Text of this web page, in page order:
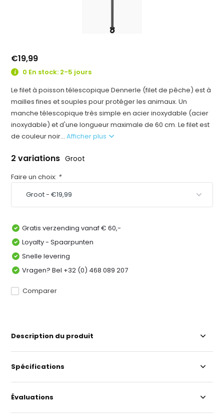
€19,99
0 En stock: 2-5 jours
Le filet à poisson télescopique Dennerle (filet de pêche) est à
mailles fines et souples pour protéger les animaux. Un
manche télescopique très simple en acier inoxydable (acier
inoxydable) et d'une longueur maximale de 60 cm. Le filet est
de couleur noir...Afficher plus
2 variations Groot
Faire un choix: *
Gratis verzending vanaf € 60,-
Loyalty - Spaarpunten
Snelle levering
Vragen? Bel +32 (0) 468 089 207
Comparer
Description du produit
Spécifications
Évaluations